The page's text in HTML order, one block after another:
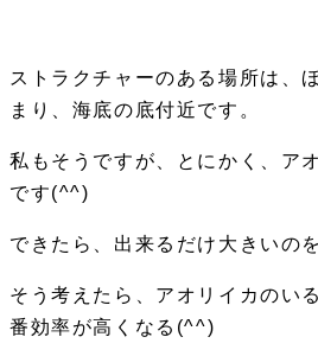
ストラクチャーのある場所は、
まり、海底の底付近です 。
私もそうですが、とにかく、ア
です(^^)
できたら、出来るだけ大きいの
そう考えたら、アオリイカのい
番効率が高くなる(^^)